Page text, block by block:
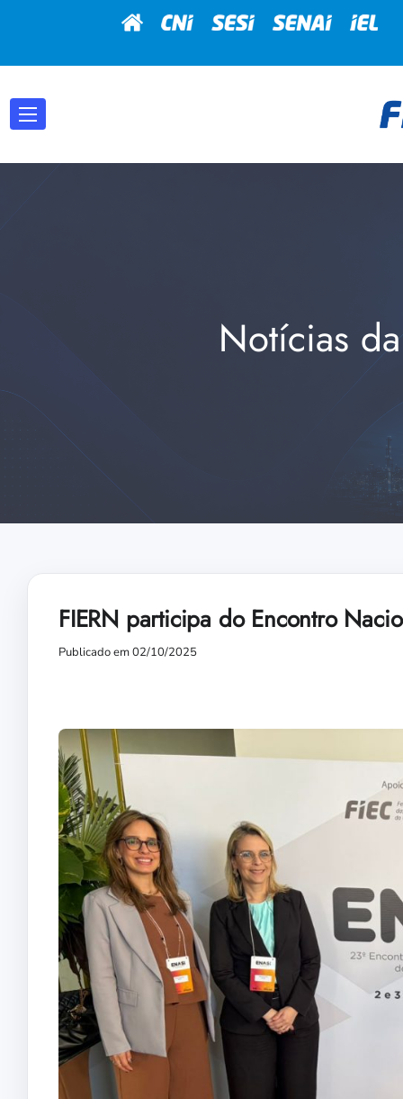
Notícias
FIERN participa do Encontro
Publicado em 02/10/2025